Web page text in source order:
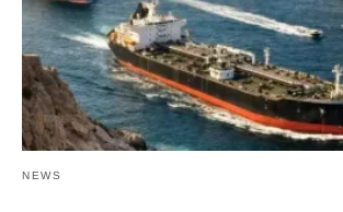
NEWS